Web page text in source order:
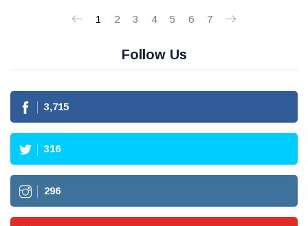
1 2 3 4 5 6 7
Follow Us
3,715
316
296